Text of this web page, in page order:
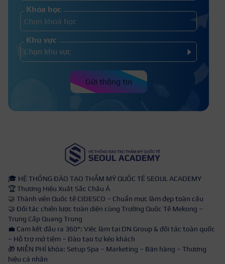
Khóa học
Khu vực
Gửi thông tin
🎓 HỆ THỐNG ĐÀO TẠO THẨM MỸ QUỐC TẾ SEOUL ACADEMY
🏆 Thương Hiệu Xuất Sắc Châu Á
🤝 Thành viên Quốc tế CIDESCO – Chuẩn mực làm đẹp toàn cầu
🤝 Đối tác chiến lược toàn diện cùng Trường Quốc Tế Mekong –
Trung Cấp Quang Trung
💼 Cam kết đầu ra 360°: Việc làm tại DN Group & đối tác toàn quốc
– Hỗ trợ mở tiệm – Đào tạo tự kéo khách
🎁 MIỄN PHÍ khóa: Setup Spa – Marketing – Bán hàng – Thương
hiệu cá nhân